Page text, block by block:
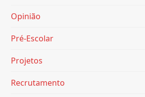
Opinião
Pré-Escolar
Projetos
Recrutamento